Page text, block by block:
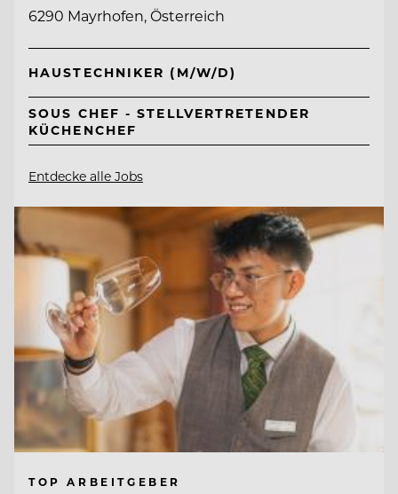
6290 Mayrhofen, Österreich
HAUSTECHNIKER (M/W/D)
SOUS CHEF - STELLVERTRETENDER
KÜCHENCHEF
Entdecke alle Jobs
TOP ARBEITGEBER